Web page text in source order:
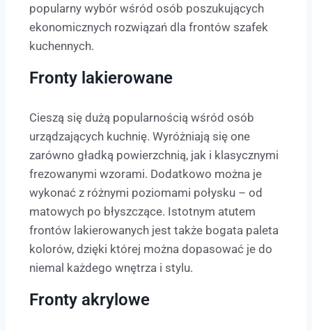
popularny wybór wśród osób poszukujących
ekonomicznych rozwiązań dla frontów szafek
kuchennych.
Fronty lakierowane
Cieszą się dużą popularnością wśród osób
urządzających kuchnię. Wyróżniają się one
zarówno gładką powierzchnią, jak i klasycznymi
frezowanymi wzorami. Dodatkowo można je
wykonać z różnymi poziomami połysku – od
matowych po błyszczące. Istotnym atutem
frontów lakierowanych jest także bogata paleta
kolorów, dzięki której można dopasować je do
niemal każdego wnętrza i stylu.
Fronty akrylowe